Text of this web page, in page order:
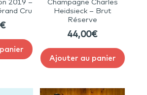
Cru
Heidsieck – Brut
Réserve
44,00€
Ajouter au panier